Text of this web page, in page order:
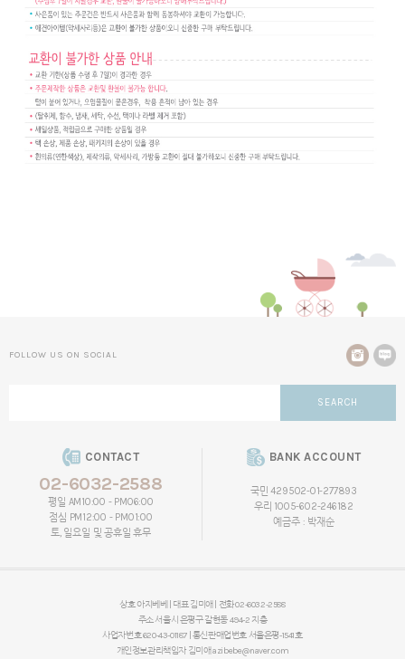
FOLLOW US ON SOCIAL
SEARCH
CONTACT
02-6032-2588
평일 AM10:00 - PM06:00
점심 PM12:00 - PM01:00
토, 일요일 및 공휴일 휴무
BANK ACCOUNT
국민 429502-01-277893
우리 1005-602-246182
예금주 : 박재순
상호 아지베베 | 대표 김미애 | 전화 02-6032-2588
주소 서울시 은평구 갈현동 494-2 지층
사업자번호 620-43-01187 | 통신판매업번호 서울은평-1541호
개인정보관리책임자 김미애azibebe@naver.com